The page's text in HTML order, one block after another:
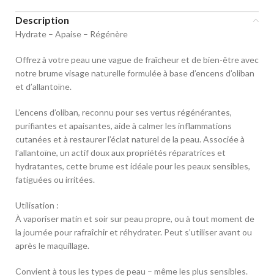
Description
Hydrate – Apaise – Régénère
Offrez à votre peau une vague de fraîcheur et de bien-être avec
notre brume visage naturelle formulée à base d’encens d’oliban
et d’allantoïne.
L’encens d’oliban, reconnu pour ses vertus régénérantes,
purifiantes et apaisantes, aide à calmer les inflammations
cutanées et à restaurer l’éclat naturel de la peau. Associée à
l’allantoïne, un actif doux aux propriétés réparatrices et
hydratantes, cette brume est idéale pour les peaux sensibles,
fatiguées ou irritées.
Utilisation :
À vaporiser matin et soir sur peau propre, ou à tout moment de
la journée pour rafraîchir et réhydrater. Peut s’utiliser avant ou
après le maquillage.
Convient à tous les types de peau – même les plus sensibles.